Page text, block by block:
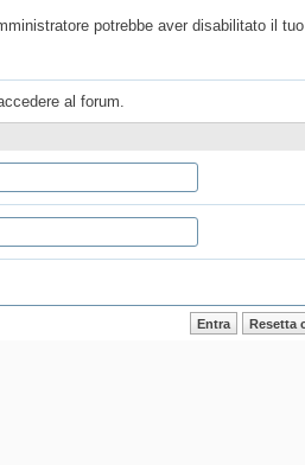
potrebbe aver disabilitato il tuo
al forum.